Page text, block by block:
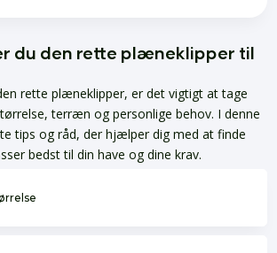
du den rette plæneklipper til
rette plæneklipper, er det vigtigt at tage
terræn og personlige behov. I denne
tips og råd, der hjælper dig med at finde
bedst til din have og dine krav.